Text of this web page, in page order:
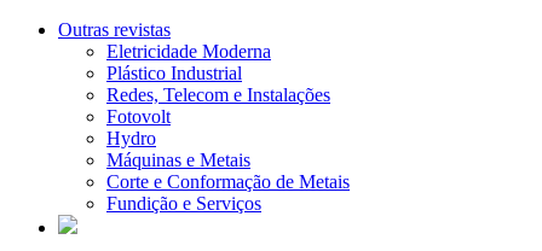
Outras revistas
Eletricidade Moderna
Plástico Industrial
Redes, Telecom e Instalações
Fotovolt
Hydro
Máquinas e Metais
Corte e Conformação de Metais
Fundição e Serviços